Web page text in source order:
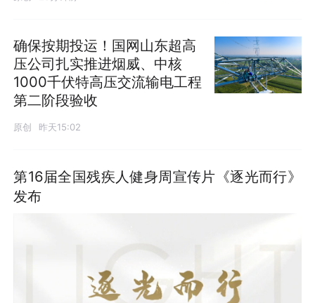
确保按期投运！国网山东超高
压公司扎实推进烟威、中核
1000千伏特高压交流输电工程
第二阶段验收
原创 昨天15:02
第16届全国残疾人健身周宣传片《逐光而行》
发布